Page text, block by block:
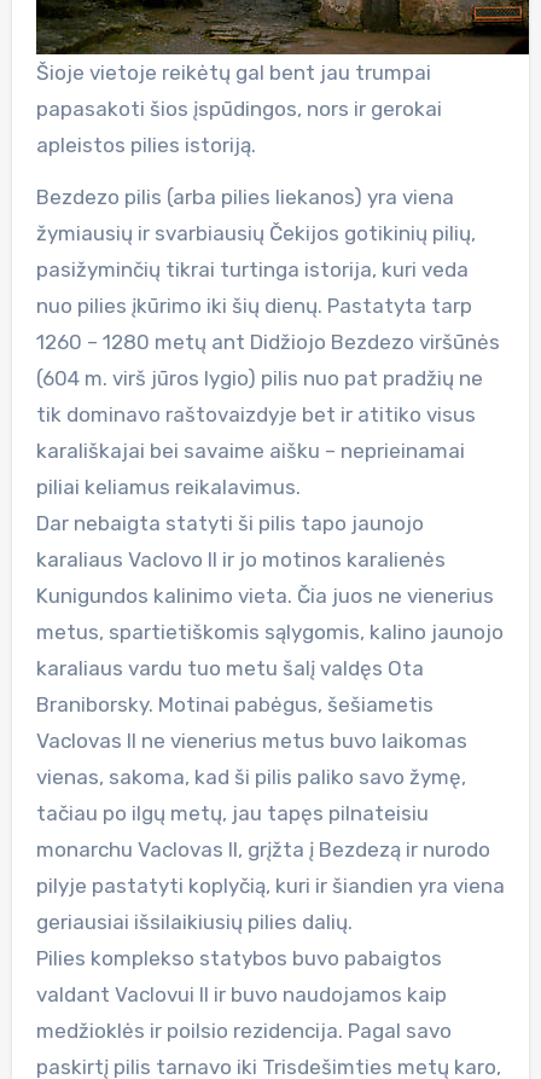
Šioje vietoje reikėtų gal bent jau trumpai
papasakoti šios įspūdingos, nors ir gerokai
apleistos pilies istoriją.
Bezdezo pilis (arba pilies liekanos) yra viena
žymiausių ir svarbiausių Čekijos gotikinių pilių,
pasižyminčių tikrai turtinga istorija, kuri veda
nuo pilies įkūrimo iki šių dienų. Pastatyta tarp
1260 – 1280 metų ant Didžiojo Bezdezo viršūnės
(604 m. virš jūros lygio) pilis nuo pat pradžių ne
tik dominavo raštovaizdyje bet ir atitiko visus
karališkajai bei savaime aišku – neprieinamai
piliai keliamus reikalavimus.
Dar nebaigta statyti ši pilis tapo jaunojo
karaliaus Vaclovo II ir jo motinos karalienės
Kunigundos kalinimo vieta. Čia juos ne vienerius
metus, spartietiškomis sąlygomis, kalino jaunojo
karaliaus vardu tuo metu šalį valdęs Ota
Braniborsky. Motinai pabėgus, šešiametis
Vaclovas II ne vienerius metus buvo laikomas
vienas, sakoma, kad ši pilis paliko savo žymę,
tačiau po ilgų metų, jau tapęs pilnateisiu
monarchu Vaclovas II, grįžta į Bezdezą ir nurodo
pilyje pastatyti koplyčią, kuri ir šiandien yra viena
geriausiai išsilaikiusių pilies dalių.
Pilies komplekso statybos buvo pabaigtos
valdant Vaclovui II ir buvo naudojamos kaip
medžioklės ir poilsio rezidencija. Pagal savo
paskirtį pilis tarnavo iki Trisdešimties metų karo,